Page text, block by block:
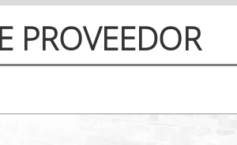
PROVEEDOR